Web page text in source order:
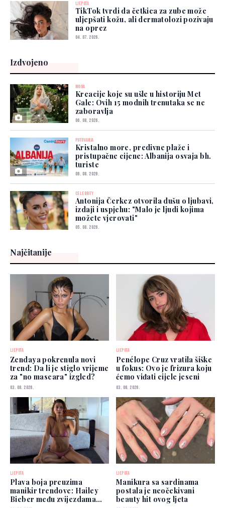
LJEPOTA
TikTok tvrdi da četkica za zube može
uljepšati kožu, ali dermatolozi pozivaju
na oprez
04. 07. 2026.
Izdvojeno
MODA
Kreacije koje su ušle u historiju Met
Gale: Ovih 15 modnih trenutaka se ne
zaboravlja
06. 08. 2026.
PUTOVANJA
Kristalno more, predivne plaže i
pristupačne cijene: Albanija osvaja bh.
turiste
06. 08. 2026.
CELEBRITY
Antonija Čerkez otvorila dušu o ljubavi,
izdaji i uspjehu: "Malo je ljudi kojima
možete vjerovati"
05. 08. 2026.
Najčitanije
LJEPOTA
Zendaya pokrenula novi
trend: Da li je stiglo vrijeme
za "no mascara" izgled?
03. 08. 2026.
LJEPOTA
Penélope Cruz vratila šiške
u fokus: Ovo je frizura koju
ćemo viđati cijele jeseni
03. 08. 2026.
LJEPOTA
Plava boja preuzima
manikir trendove: Hailey
Bieber među zvijezdama
LJEPOTA
Manikura sa sardinama
postala je neočekivani
beauty hit ovog ljeta